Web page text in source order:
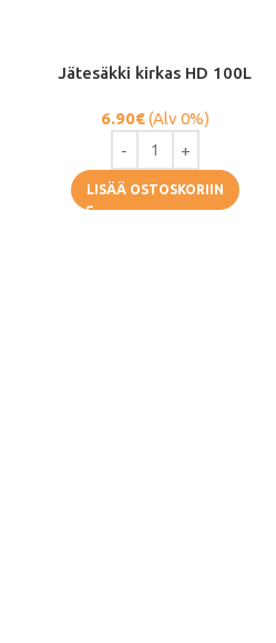
Jätesäkki kirkas HD 100L
6.90€(Alv 0%)
LISÄÄ OSTOSKORIIN